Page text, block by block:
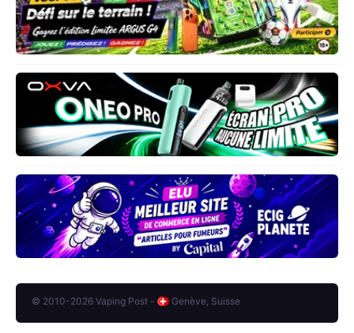
© 2010-2026 Vaping Post - Genève, Suisse